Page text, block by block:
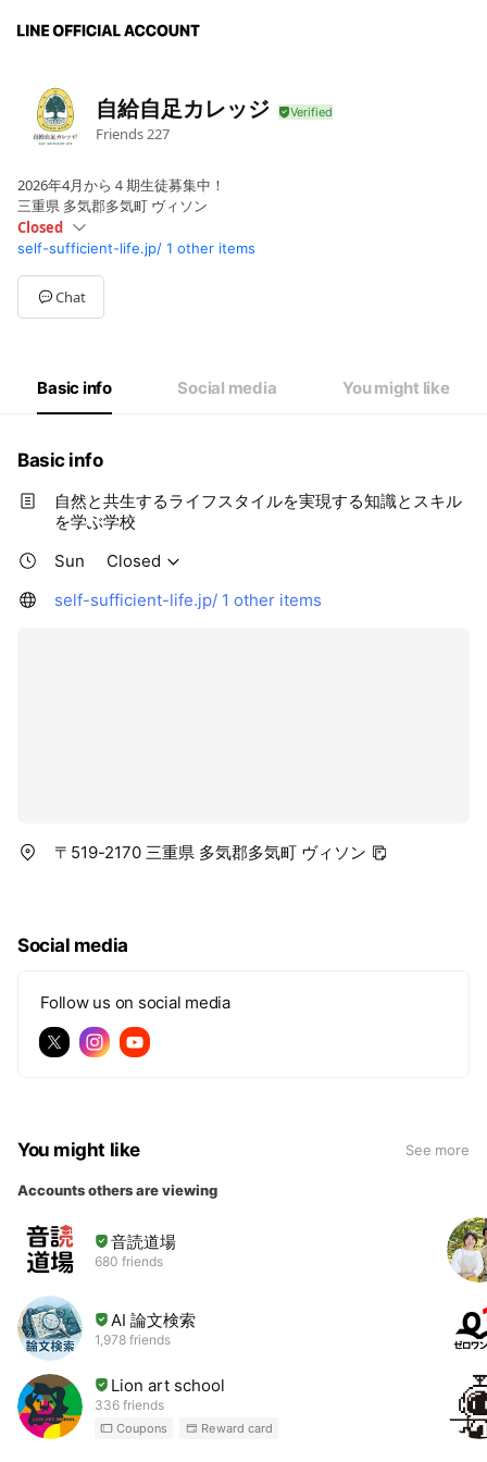
自給自足カレッジ
Friends 227
2026年4月から４期生徒募集中！
三重県 多気郡多気町 ヴィソン
Closed
SunClosed
Mon09:00 - 17:00
Tue09:00 - 17:00
Wed09:00 - 17:00
Closed
self-sufficient-life.jp/ 1 other items
Chat
Basic info Social media You might like
Basic info
自然と共生するライフスタイルを実現する知識とスキル
を学ぶ学校
Sun
Closed
self-sufficient-life.jp/ 1 other items
〒519-2170 三重県 多気郡多気町 ヴィソン
Social media
Follow us on social media
You might like See more
Accounts others are viewing
音読道場
680 friends
AI 論文検索
1,978 friends
Lion art school
336 friends
Coupons Reward card